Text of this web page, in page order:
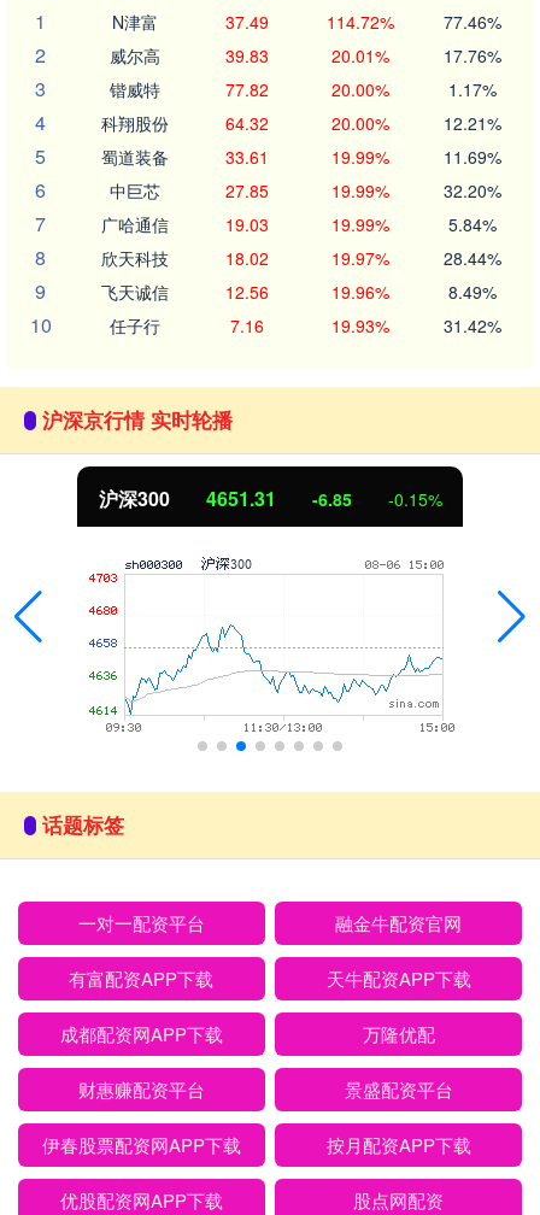
1
N津富 37.49 114.72% 77.46%
2 威尔高 39.83 20.01% 17.76%
3 锴威特 77.82 20.00% 1.17%
4 科翔股份 64.32 20.00% 12.21%
5 蜀道装备 33.61 19.99% 11.69%
6 中巨芯 27.85 19.99% 32.20%
7 广哈通信 19.03 19.99% 5.84%
8 欣天科技 18.02 19.97% 28.44%
9 飞天诚信 12.56 19.96% 8.49%
10 任子行 7.16 19.93% 31.42%
沪深京行情 实时轮播
-0.15% 北证50 1122.88
话题标签
一对一配资平台 融金牛配资官网
有富配资APP下载 天牛配资APP下载
成都配资网APP下载 万隆优配
财惠赚配资平台 景盛配资平台
伊春股票配资网APP下载 按月配资APP下载
优股配资网APP下载 股点网配资